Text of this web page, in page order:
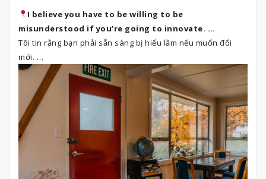
I believe you have to be willing to be
misunderstood if you’re going to innovate. …
Tôi tin rằng bạn phải sẵn sàng bị hiểu lầm nếu muốn đổi
mới. …